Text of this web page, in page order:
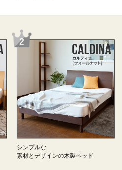
シンプルな
素材とデザインの木製ベッド